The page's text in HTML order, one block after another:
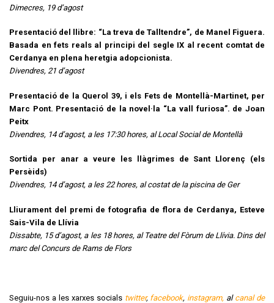
Dimecres, 19 d’agost
Presentació del llibre: “La treva de Talltendre”, de Manel Figuera.
Basada en fets reals al principi del segle IX al recent comtat de
Cerdanya en plena heretgia adopcionista.
Divendres, 21 d’agost
Presentació de la Querol 39, i els Fets de Montellà-Martinet, per
Marc Pont. Presentació de la novel·la “La vall furiosa”. de Joan
Peitx
Divendres, 14 d’agost, a les 17:30 hores, al Local Social de Montellà
Sortida per anar a veure les llàgrimes de Sant Llorenç (els
Persèids)
Divendres, 14 d’agost, a les 22 hores, al costat de la piscina de Ger
Lliurament del premi de fotografia de flora de Cerdanya, Esteve
Sais-Vila de Llívia
Dissabte, 15 d’agost, a les 18 hores, al Teatre del Fòrum de Llívia. Dins del
marc del Concurs de Rams de Flors
Seguiu-nos a les xarxes socials twitter, facebook, instagram, al canal de